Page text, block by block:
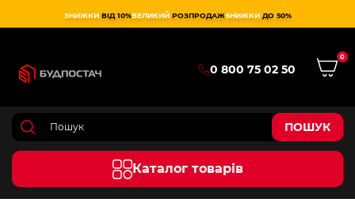
ЗНИЖКИ ВІД 10%ВЕЛИКИЙ РОЗПРОДАЖЗНИЖКИ ДО 50%
0 800 75 02 50
0
ПОШУК
Каталог товарів